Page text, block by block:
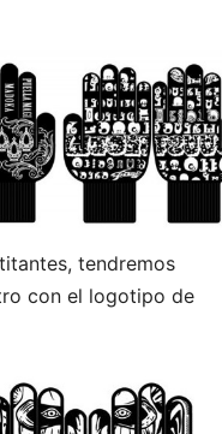
tendremos
con el logotipo de